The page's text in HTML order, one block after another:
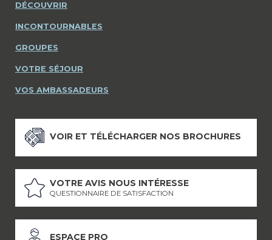
DÉCOUVRIR
INCONTOURNABLES
GROUPES
VOTRE SÉJOUR
VOS AMBASSADEURS
VOIR ET TÉLÉCHARGER NOS BROCHURES
VOTRE AVIS NOUS INTÉRESSE
QUESTIONNAIRE DE SATISFACTION
ESPACE PRO